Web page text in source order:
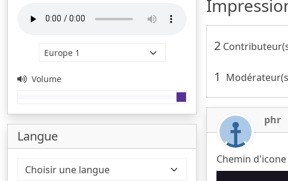
Volume
Langue
2
1
phr
Chemin